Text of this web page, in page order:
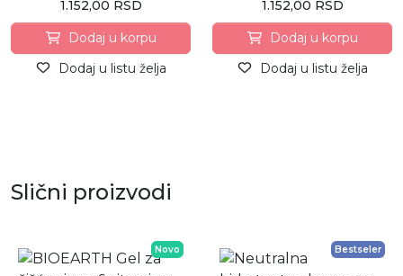
1.152,00 RSD
Dodaj u korpu
Dodaj u listu želja
1.152,00 RSD
Dodaj u korpu
Dodaj u listu želja
Slični proizvodi
Novo Bestseler